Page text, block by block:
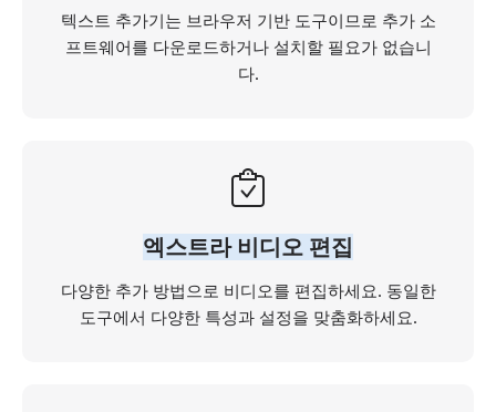
텍스트 추가기는 브라우저 기반 도구이므로 추가 소
프트웨어를 다운로드하거나 설치할 필요가 없습니
다.
엑스트라 비디오 편집
다양한 추가 방법으로 비디오를 편집하세요. 동일한
도구에서 다양한 특성과 설정을 맞춤화하세요.